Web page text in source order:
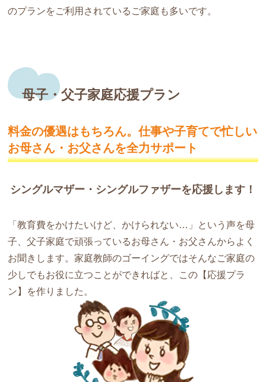
のプランをご利用されているご家庭も多いです。
母子・父子家庭応援プラン
料金の優遇はもちろん。仕事や子育てで忙しい
お母さん・お父さんを全力サポート
シングルマザー・シングルファザーを応援します！
「教育費をかけたいけど、かけられない…」という声を母
子、父子家庭で頑張っているお母さん・お父さんからよく
お聞きします。家庭教師のゴーイングではそんなご家庭の
少しでもお役に立つことができればと、この【応援プラ
ン】を作りました。